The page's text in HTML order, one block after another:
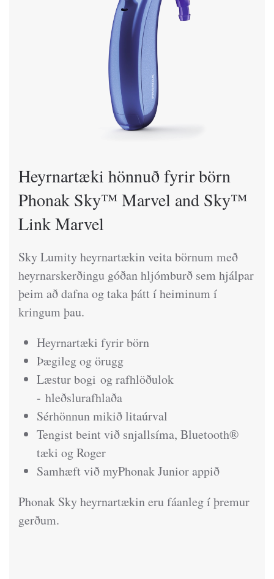
Heyrnartæki hönnuð fyrir börn
Phonak Sky™ Marvel and Sky™
Link Marvel
Sky Lumity heyrnartækin veita börnum með
heyrnarskerðingu góðan hljómburð sem hjálpar
þeim að dafna og taka þátt í heiminum í
kringum þau.
Heyrnartæki fyrir börn
Þægileg og örugg
Læstur bogi og rafhlöðulok
- hleðslurafhlaða
Sérhönnun mikið litaúrval
Tengist beint við snjallsíma, Bluetooth®
tæki og Roger
Samhæft við myPhonak Junior appið
Phonak Sky heyrnartækin eru fáanleg í þremur
gerðum.